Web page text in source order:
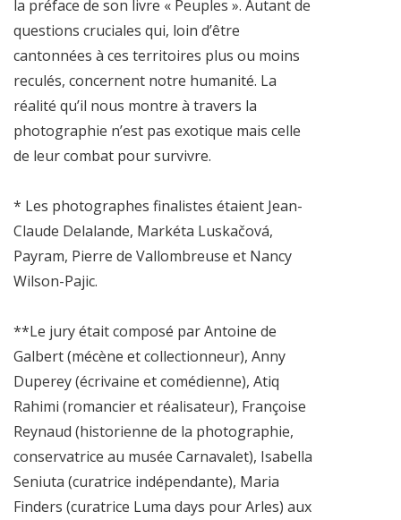
la préface de son livre « Peuples ». Autant de
questions cruciales qui, loin d’être
cantonnées à ces territoires plus ou moins
reculés, concernent notre humanité. La
réalité qu’il nous montre à travers la
photographie n’est pas exotique mais celle
de leur combat pour survivre.
* Les photographes finalistes étaient Jean-
Claude Delalande, Markéta Luskačová,
Payram, Pierre de Vallombreuse et Nancy
Wilson-Pajic.
**Le jury était composé par Antoine de
Galbert (mécène et collectionneur), Anny
Duperey (écrivaine et comédienne), Atiq
Rahimi (romancier et réalisateur), Françoise
Reynaud (historienne de la photographie,
conservatrice au musée Carnavalet), Isabella
Seniuta (curatrice indépendante), Maria
Finders (curatrice Luma days pour Arles) aux